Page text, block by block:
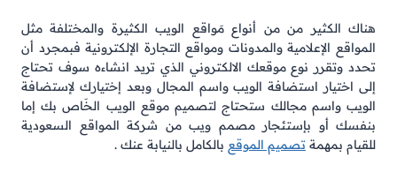
هناك الكثير من من أنواع مَواقع الويب الكثيرة والمختلفة مثل
المواقع الإعلامية والمدونات ومواقع التجارة الإلكترونية فبمجرد أن
تحدد وتقرر نوع موقعك الالكتروني الذي تريد انشاءه سوف تحتاج
إلى اختيار استضافة الويب واسم المجال وبعد إختيارك لإستضافة
الويب واسم مجالك ستحتاج لتصميم موقع الويب الخَاص بك إما
بنفسك أو بإستئجار مصمم ويب من شركة المواقع السعودية
للقيام بمهمة تصميم الموقع بالكامل بالنيابة عنك .